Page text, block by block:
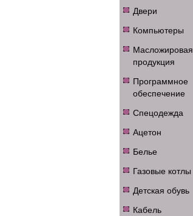
Двери
Компьютеры
Масложировая
продукция
Программное
обеспечение
Спецодежда
Ацетон
Белье
Газовые котлы
Детская обувь
Кабель